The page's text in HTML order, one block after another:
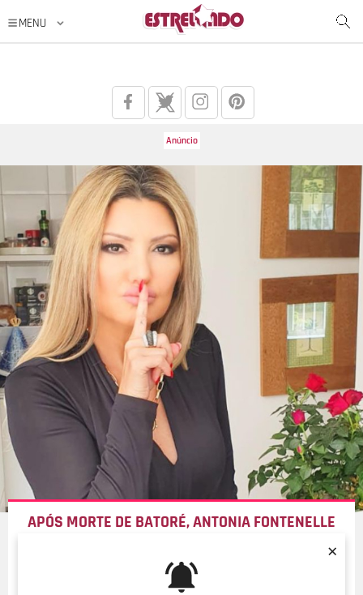
×
APÓS MORTE DE BATORÉ, ANTONIA FONTENELLE
FOI
CRUEL E COVARDE COMIGO!
06/Ago/